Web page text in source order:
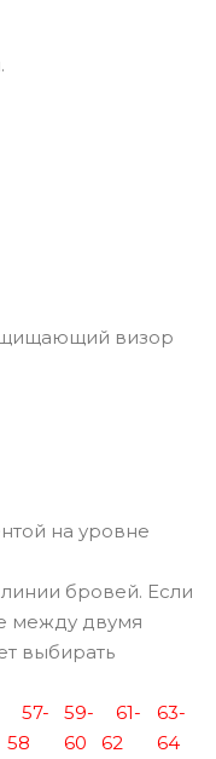
визор
на уровне
бровей. Если
между двумя
выбирать
57-
58
59-
60
61-
62
63-
64